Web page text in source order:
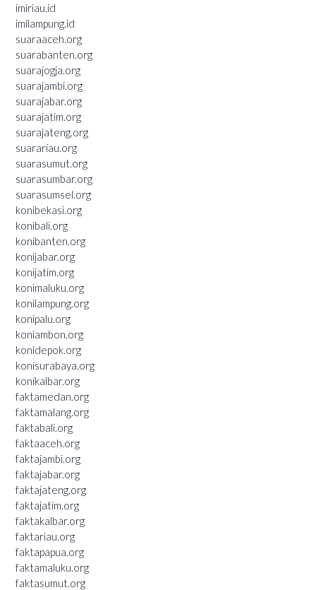
imiriau.id
imilampung.id
suaraaceh.org
suarabanten.org
suarajogja.org
suarajambi.org
suarajabar.org
suarajatim.org
suarajateng.org
suarariau.org
suarasumut.org
suarasumbar.org
suarasumsel.org
konibekasi.org
konibali.org
konibanten.org
konijabar.org
konijatim.org
konimaluku.org
konilampung.org
konipalu.org
koniambon.org
konidepok.org
konisurabaya.org
konikalbar.org
faktamedan.org
faktamalang.org
faktabali.org
faktaaceh.org
faktajambi.org
faktajabar.org
faktajateng.org
faktajatim.org
faktakalbar.org
faktariau.org
faktapapua.org
faktamaluku.org
faktasumut.org